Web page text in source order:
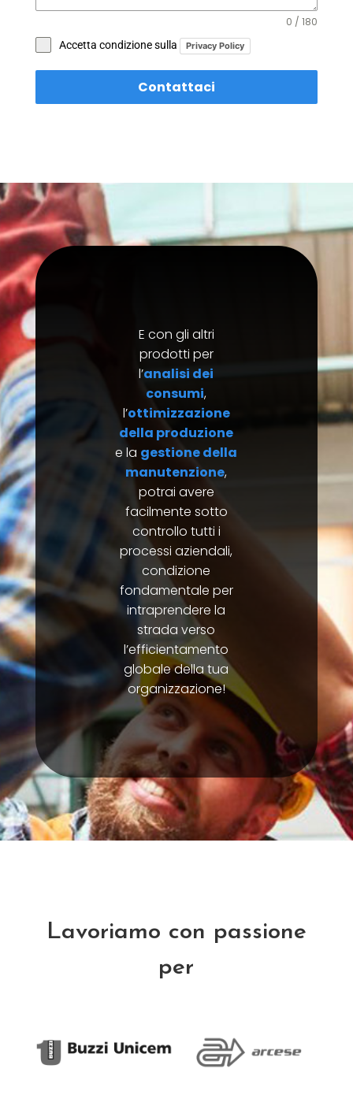
0 / 180
Accetta condizione sulla Privacy Policy
Contattaci
E con gli altri
prodotti per
l’analisi dei
consumi,
l’ottimizzazione
della produzione
e la gestione della
manutenzione,
potrai avere
facilmente sotto
controllo tutti i
processi aziendali,
condizione
fondamentale per
intraprendere la
strada verso
l’efficientamento
globale della tua
organizzazione!
Lavoriamo con passione
per